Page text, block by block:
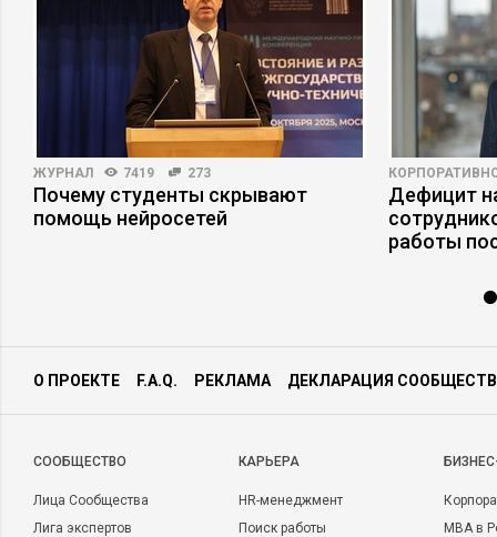
ЖУРНАЛ 7419 273
Почему студенты скрывают
помощь нейросетей
Дефицит
работы
О ПРОЕКТЕ F.A.Q. РЕКЛАМА ДЕКЛАРАЦИЯ
CООБЩЕСТВО
Лица Сообщества
Лига экспертов
КАРЬЕРА
HR-менеджмент
Поиск работы
MBA в